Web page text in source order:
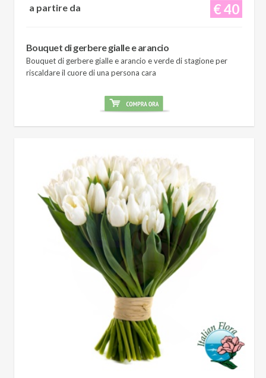
€ 40
a partire da
Bouquet di gerbere gialle e arancio
Bouquet di gerbere gialle e arancio e verde di stagione per
riscaldare il cuore di una persona cara